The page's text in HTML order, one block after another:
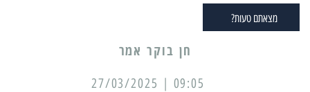
מצאתם טעות?
09:05 | 27/03/2025